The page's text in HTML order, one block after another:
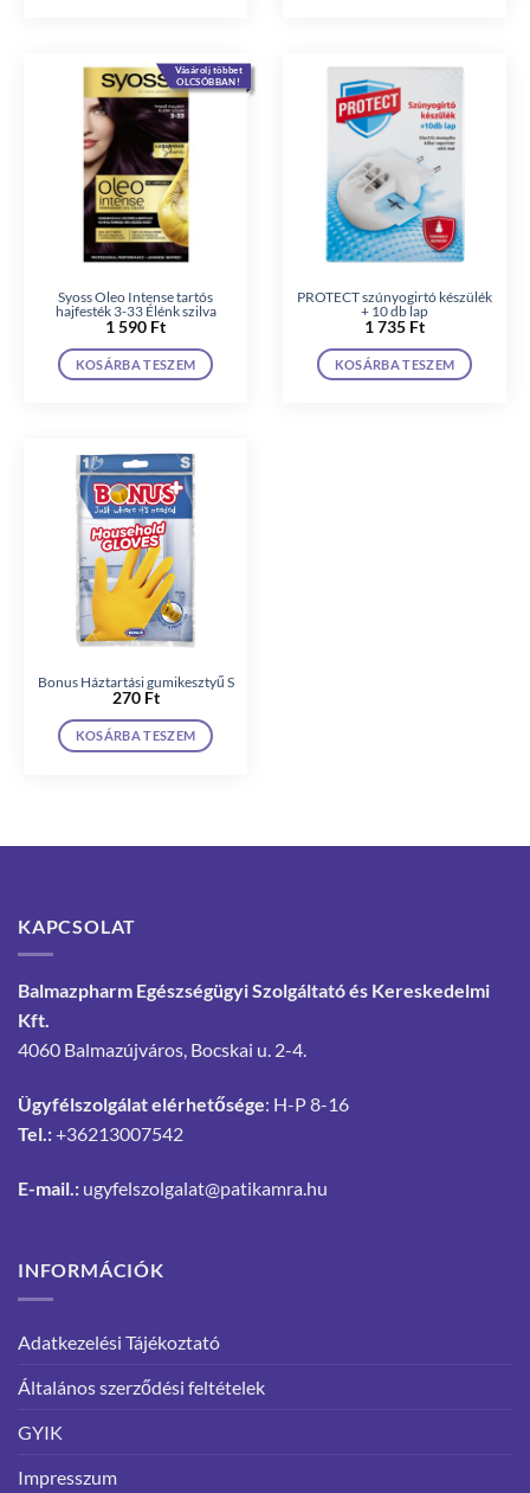
Vásárolj többet
OLCSÓBBAN!
Syoss Oleo Intense tartós
hajfesték 3-33 Élénk szilva
1 590 Ft
KOSÁRBA TESZEM
PROTECT szúnyogirtó készülék
+ 10 db lap
1 735 Ft
KOSÁRBA TESZEM
Bonus Háztartási gumikesztyű S
270 Ft
KOSÁRBA TESZEM
KAPCSOLAT
Balmazpharm Egészségügyi Szolgáltató és Kereskedelmi
Kft.
4060 Balmazújváros, Bocskai u. 2-4.
Ügyfélszolgálat elérhetősége: H-P 8-16
Tel.:+36213007542
E-mail.: ugyfelszolgalat@patikamra.hu
INFORMÁCIÓK
Adatkezelési Tájékoztató
Általános szerződési feltételek
GYIK
Impresszum